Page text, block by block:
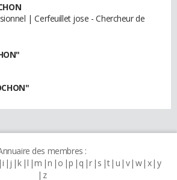
| Cerfeuillet jose - Chercheur de
des membres :
i j k l m n o p q r s t u v w x y
z